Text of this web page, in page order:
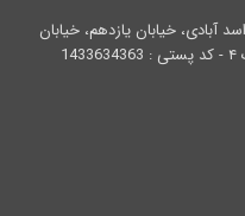
آبادی، خیابان یازدهم، خیابان